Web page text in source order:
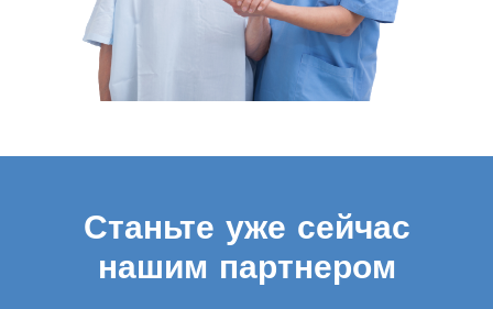
Станьте уже сейчас
нашим партнером